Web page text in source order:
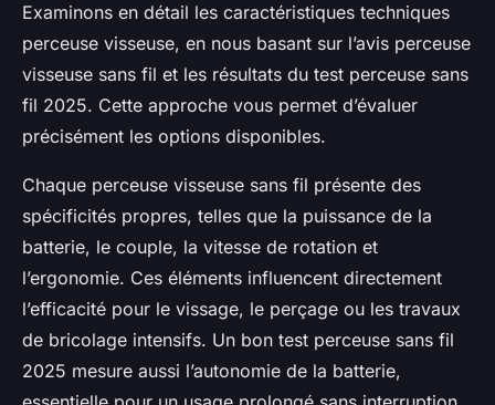
Examinons en détail les caractéristiques techniques
perceuse visseuse, en nous basant sur l’avis perceuse
visseuse sans fil et les résultats du test perceuse sans
fil 2025. Cette approche vous permet d’évaluer
précisément les options disponibles.
Chaque perceuse visseuse sans fil présente des
spécificités propres, telles que la puissance de la
batterie, le couple, la vitesse de rotation et
l’ergonomie. Ces éléments influencent directement
l’efficacité pour le vissage, le perçage ou les travaux
de bricolage intensifs. Un bon test perceuse sans fil
2025 mesure aussi l’autonomie de la batterie,